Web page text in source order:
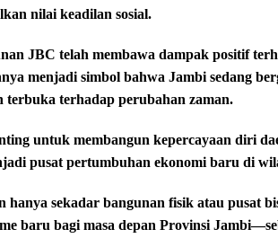
nilai keadilan sosial.
JBC telah membawa dampak positif
menjadi simbol bahwa Jambi sedang
terbuka terhadap perubahan zaman.
untuk membangun kepercayaan diri
pusat pertumbuhan ekonomi baru di
sekadar bangunan fisik atau pusat
baru bagi masa depan Provinsi